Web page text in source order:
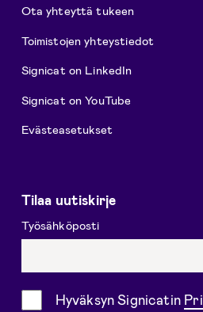
Ota yhteyttä tukeen
Toimistojen yhteystiedot
Signicat on LinkedIn
Signicat on YouTube
Evästeasetukset
Tilaa uutiskirje
Työsähköposti
Suostumus
Hyväksyn Signicatin